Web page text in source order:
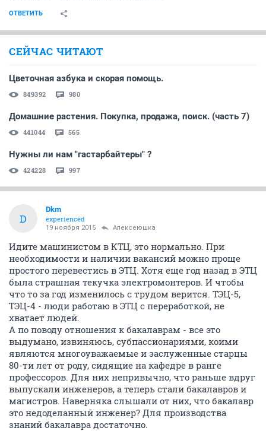
ОТВЕТИТЬ
СЕЙЧАС ЧИТАЮТ
Цветочная азбука и скорая помощь.
849392 980
Домашние растения. Покупка, продажа, поиск. (часть 7)
441044 565
Нужны ли нам "гастарбайтеры" ?
424228 997
D
Dkm
experienced
19 ноября 2015 Алексеюшка
Идите машинистом в КТЦ, это нормально. При
необходимости и наличии вакансий можно проще
простого перевестись в ЭТЦ. Хотя еще год назад в ЭТЦ
была страшная текучка электромонтеров. И чтобы
что то за год изменилось с трудом верится. ТЭЦ-5,
ТЭЦ-4 - люди работаю в ЭТЦ с переработкой, не
хватает людей.
А по поводу отношения к бакалаврам - все это
выдумано, извиняюсь, субпассионариями, коими
являются многоуважаемые и заслуженные старцы
80-ти лет от роду, сидящие на кафедре в ранге
профессоров. Для них непривычно, что раньше вдруг
выпускали инженеров, а теперь стали бакалавров и
магистров. Наверняка слышали от них, что бакалавр
это недоделанный инженер? Для производства
знаний бакалавра достаточно.